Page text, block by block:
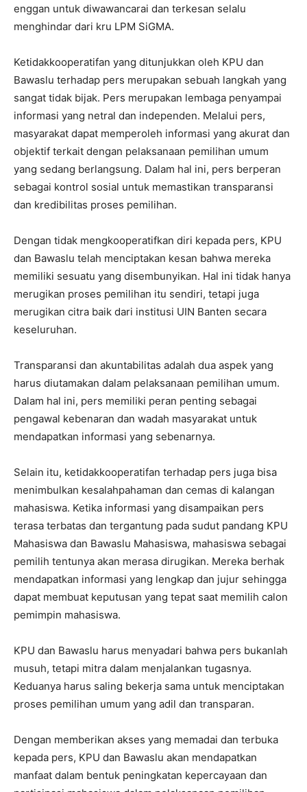
enggan untuk diwawancarai dan terkesan selalu
menghindar dari kru LPM SiGMA.
Ketidakkooperatifan yang ditunjukkan oleh KPU dan
Bawaslu terhadap pers merupakan sebuah langkah yang
sangat tidak bijak. Pers merupakan lembaga penyampai
informasi yang netral dan independen. Melalui pers,
masyarakat dapat memperoleh informasi yang akurat dan
objektif terkait dengan pelaksanaan pemilihan umum
yang sedang berlangsung. Dalam hal ini, pers berperan
sebagai kontrol sosial untuk memastikan transparansi
dan kredibilitas proses pemilihan.
Dengan tidak mengkooperatifkan diri kepada pers, KPU
dan Bawaslu telah menciptakan kesan bahwa mereka
memiliki sesuatu yang disembunyikan. Hal ini tidak hanya
merugikan proses pemilihan itu sendiri, tetapi juga
merugikan citra baik dari institusi UIN Banten secara
keseluruhan.
Transparansi dan akuntabilitas adalah dua aspek yang
harus diutamakan dalam pelaksanaan pemilihan umum.
Dalam hal ini, pers memiliki peran penting sebagai
pengawal kebenaran dan wadah masyarakat untuk
mendapatkan informasi yang sebenarnya.
Selain itu, ketidakkooperatifan terhadap pers juga bisa
menimbulkan kesalahpahaman dan cemas di kalangan
mahasiswa. Ketika informasi yang disampaikan pers
terasa terbatas dan tergantung pada sudut pandang KPU
Mahasiswa dan Bawaslu Mahasiswa, mahasiswa sebagai
pemilih tentunya akan merasa dirugikan. Mereka berhak
mendapatkan informasi yang lengkap dan jujur sehingga
dapat membuat keputusan yang tepat saat memilih calon
pemimpin mahasiswa.
KPU dan Bawaslu harus menyadari bahwa pers bukanlah
musuh, tetapi mitra dalam menjalankan tugasnya.
Keduanya harus saling bekerja sama untuk menciptakan
proses pemilihan umum yang adil dan transparan.
Dengan memberikan akses yang memadai dan terbuka
kepada pers, KPU dan Bawaslu akan mendapatkan
manfaat dalam bentuk peningkatan kepercayaan dan